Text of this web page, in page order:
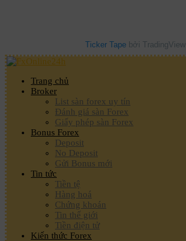
Ticker Tape bởi TradingView
Trang chủ
Broker
List sàn forex uy tín
Đánh giá sàn Forex
Giấy phép sàn Forex
Bonus Forex
Deposit
No Deposit
Gửi Bonus mới
Tin tức
Tiền tệ
Hàng hoá
Chứng khoán
Tin thế giới
Tiền điện tử
Kiến thức Forex